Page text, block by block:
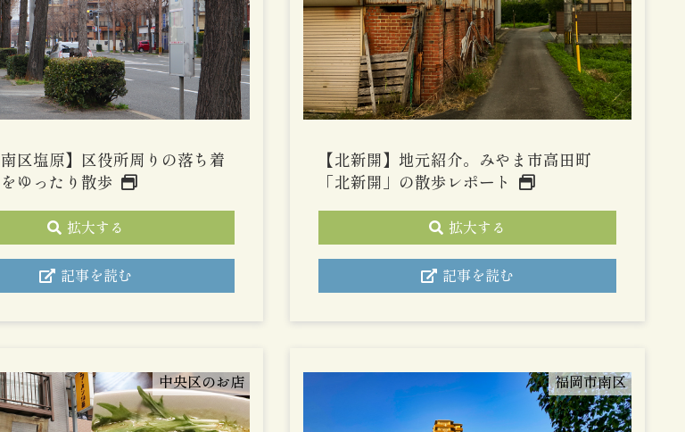
南区塩原】区役所周りの落ち着
ゆったり散歩
拡大する
記事を読む
【北新開】地元紹介。みやま市高田町
「北新開」の散歩レポート
拡大する
記事を読む
中央区のお店 福岡市南区